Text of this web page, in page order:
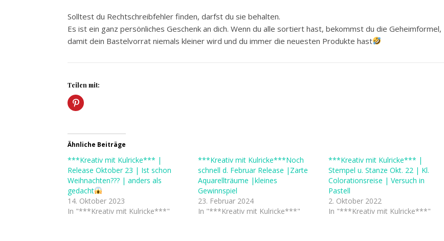
Solltest du Rechtschreibfehler finden, darfst du sie behalten.
Es ist ein ganz persönliches Geschenk an dich. Wenn du alle sortiert hast, bekommst du die Geheimformel,
damit dein Bastelvorrat niemals kleiner wird und du immer die neuesten Produkte hast
Teilen mit:
Ähnliche Beiträge
***Kreativ mit Kulricke*** |
Release Oktober 23 | Ist schon
Weihnachten??? | anders als
gedacht
14. Oktober 2023
In "***Kreativ mit Kulricke***"
***Kreativ mit Kulricke***Noch
schnell d. Februar Release |Zarte
Aquarellträume |kleines
Gewinnspiel
23. Februar 2024
In "***Kreativ mit Kulricke***"
***Kreativ mit Kulricke*** |
Stempel u. Stanze Okt. 22 | Kl.
Colorationsreise | Versuch in
Pastell
2. Oktober 2022
In "***Kreativ mit Kulricke***"